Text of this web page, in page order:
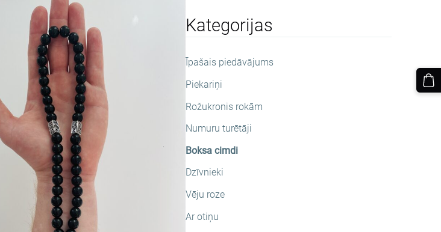
Kategorijas
Īpašais piedāvājums
Piekariņi
Rožukronis rokām
Numuru turētāji
Boksa cimdi
Dzīvnieki
Vēju roze
Ar otiņu